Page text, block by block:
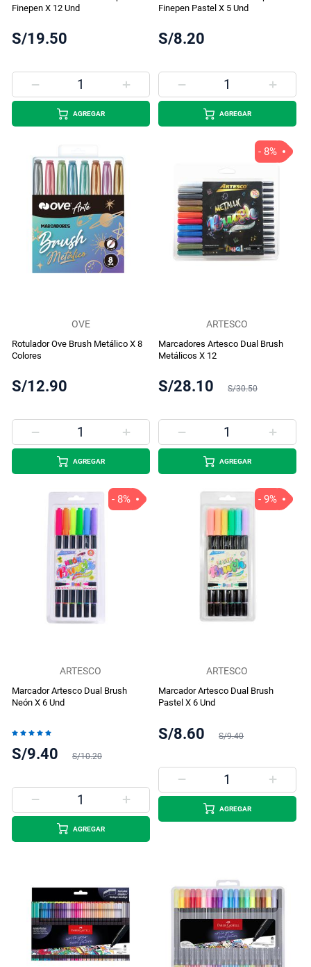
Finepen X 12 Und
S/19.50
AGREGAR
Finepen Pastel X 5 Und
S/8.20
AGREGAR
OVE
Rotulador Ove Brush Metálico X 8
Colores
S/12.90
AGREGAR
ARTESCO
Marcadores Artesco Dual Brush
Metálicos X 12
S/28.10 S/30.50
- 8%
AGREGAR
ARTESCO
Marcador Artesco Dual Brush
Neón X 6 Und
Valoración:
S/9.40 S/10.20
- 8%
AGREGAR
ARTESCO
Marcador Artesco Dual Brush
Pastel X 6 Und
S/8.60 S/9.40
- 9%
AGREGAR